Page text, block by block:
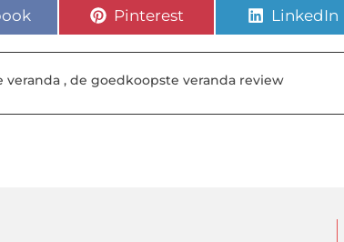
Pinterest LinkedIn
veranda , de goedkoopste veranda review